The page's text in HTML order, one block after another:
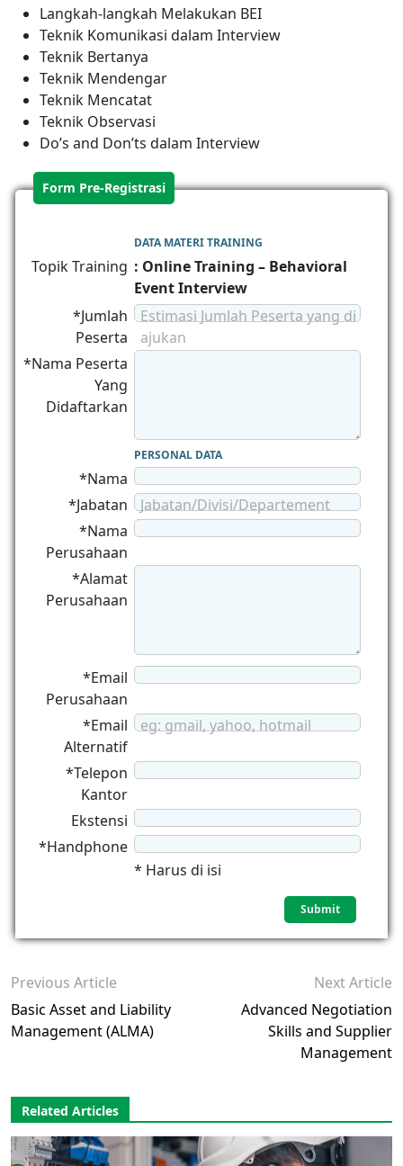
Langkah-langkah Melakukan BEI
Teknik Komunikasi dalam Interview
Teknik Bertanya
Teknik Mendengar
Teknik Mencatat
Teknik Observasi
Do’s and Don’ts dalam Interview
Form Pre-Registrasi
DATA MATERI TRAINING
Topik Training : Online Training – Behavioral
Event Interview
*Jumlah
Peserta
Estimasi Jumlah Peserta yang di
ajukan
*Nama Peserta
Yang
Didaftarkan
PERSONAL DATA
*Nama
*Jabatan
Jabatan/Divisi/Departement
*Nama
Perusahaan
*Alamat
Perusahaan
*Email
Perusahaan
*Email
Alternatif
eg: gmail, yahoo, hotmail
*Telepon
Kantor
Ekstensi
*Handphone
* Harus di isi
Previous Article
Basic Asset and Liability
Management (ALMA)
Next Article
Advanced Negotiation
Skills and Supplier
Management
Related Articles